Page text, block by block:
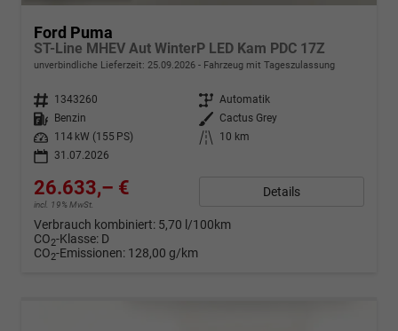
Ford Puma
ST-Line MHEV Aut WinterP LED Kam PDC 17Z
unverbindliche Lieferzeit: 25.09.2026 Fahrzeug mit Tageszulassung
Fahrzeugnr. 1343260 Getriebe Automatik
Kraftstoff
Benzin Außenfarbe Cactus Grey
Leistung
114 kW (155 PS) Kilometerstand
10 km
31.07.2026
26.633,– €
incl. 19% MwSt.
Details
Verbrauch kombiniert: 5,70 l/100km
CO2-Klasse: D
CO2-Emissionen: 128,00 g/km